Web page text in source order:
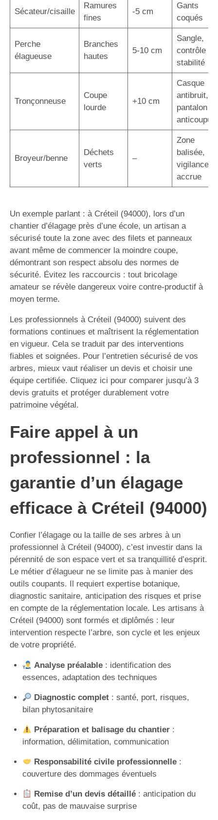
Sécateur/cisaille
Ramures
fines
-5 cm
Gants
coqués
Perche
élagueuse
Branches
hautes
5-10 cm
Sangle,
contrôle
stabilité
Tronçonneuse
Coupe
lourde
+10 cm
Casque
antibruit,
pantalon
Broyeur/benne
Déchets
verts
–
Zone
balisée,
vigilance
accrue
Un exemple parlant : à Créteil (94000), lors d’un
chantier d’élagage près d’une école, un artisan a
sécurisé toute la zone avec des filets et panneaux
avant même de commencer la moindre coupe,
démontrant son respect absolu des normes de
sécurité. Évitez les raccourcis : tout bricolage
amateur se révèle dangereux voire contre-productif à
moyen terme.
Les professionnels à Créteil (94000) suivent des
formations continues et maîtrisent la réglementation
en vigueur. Cela se traduit par des interventions
fiables et soignées. Pour l’entretien sécurisé de vos
arbres, mieux vaut réaliser un devis et choisir une
équipe certifiée. Cliquez ici pour comparer jusqu’à 3
devis gratuits et protéger durablement votre
patrimoine végétal.
Faire appel à un
professionnel : la
garantie d’un élagage
efficace à Créteil (94000)
Confier l’élagage ou la taille de ses arbres à un
professionnel à Créteil (94000), c’est investir dans la
pérennité de son espace vert et sa tranquillité d’esprit.
Le métier d’élagueur ne se limite pas à manier des
outils coupants. Il requiert expertise botanique,
diagnostic sanitaire, anticipation des risques et prise
en compte de la réglementation locale. Les artisans à
Créteil (94000) sont formés et diplômés : leur
intervention respecte l’arbre, son cycle et les enjeux
de votre propriété.
Analyse préalable: identification des
essences, adaptation des techniques
Diagnostic complet: santé, port, risques,
bilan phytosanitaire
Préparation et balisage du chantier:
information, délimitation, communication
Responsabilité civile professionnelle:
couverture des dommages éventuels
Remise d’un devis détaillé: anticipation du
coût, pas de mauvaise surprise